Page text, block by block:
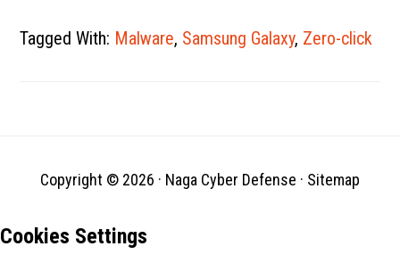
perubahan pada cara
mengamankan kode yang
Tagged With: Malware, Samsung Galaxy, Zero-click
Copyright © 2026 · Naga Cyber Defense · Sitemap
Cookies Settings